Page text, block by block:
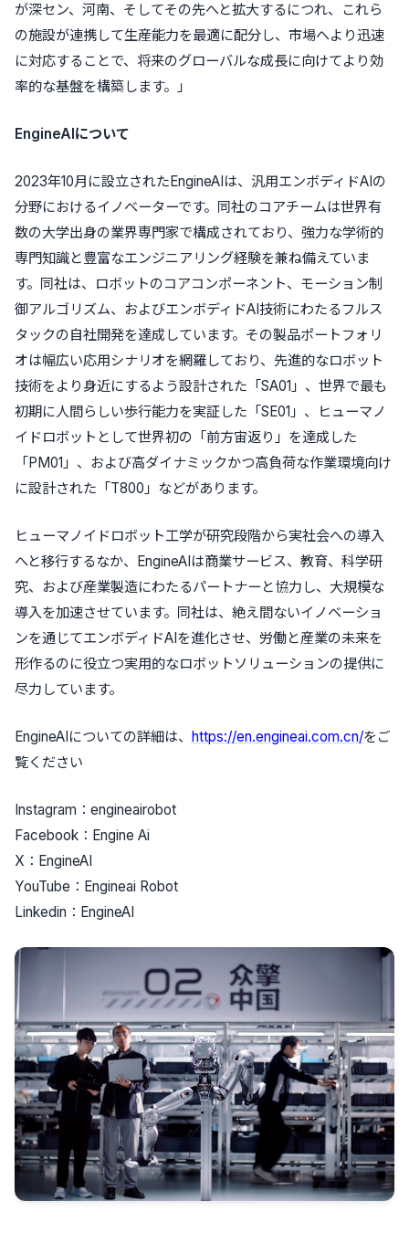
が深セン、河南、そしてその先へと拡大するにつれ、これら
の施設が連携して生産能力を最適に配分し、市場へより迅速
に対応することで、将来のグローバルな成長に向けてより効
率的な基盤を構築します。」
EngineAIについて
2023年10月に設立されたEngineAIは、汎用エンボディドAIの
分野におけるイノベーターです。同社のコアチームは世界有
数の大学出身の業界専門家で構成されており、強力な学術的
専門知識と豊富なエンジニアリング経験を兼ね備えていま
す。同社は、ロボットのコアコンポーネント、モーション制
御アルゴリズム、およびエンボディドAI技術にわたるフルス
タックの自社開発を達成しています。その製品ポートフォリ
オは幅広い応用シナリオを網羅しており、先進的なロボット
技術をより身近にするよう設計された「SA01」、世界で最も
初期に人間らしい歩行能力を実証した「SE01」、ヒューマノ
イドロボットとして世界初の「前方宙返り」を達成した
「PM01」、および高ダイナミックかつ高負荷な作業環境向け
に設計された「T800」などがあります。
ヒューマノイドロボット工学が研究段階から実社会への導入
へと移行するなか、EngineAIは商業サービス、教育、科学研
究、および産業製造にわたるパートナーと協力し、大規模な
導入を加速させています。同社は、絶え間ないイノベーショ
ンを通じてエンボディドAIを進化させ、労働と産業の未来を
形作るのに役立つ実用的なロボットソリューションの提供に
尽力しています。
EngineAIについての詳細は、 https://en.engineai.com.cn/をご
覧ください
Instagram：engineairobot
Facebook：Engine Ai
X：EngineAI
YouTube：Engineai Robot
Linkedin：EngineAI